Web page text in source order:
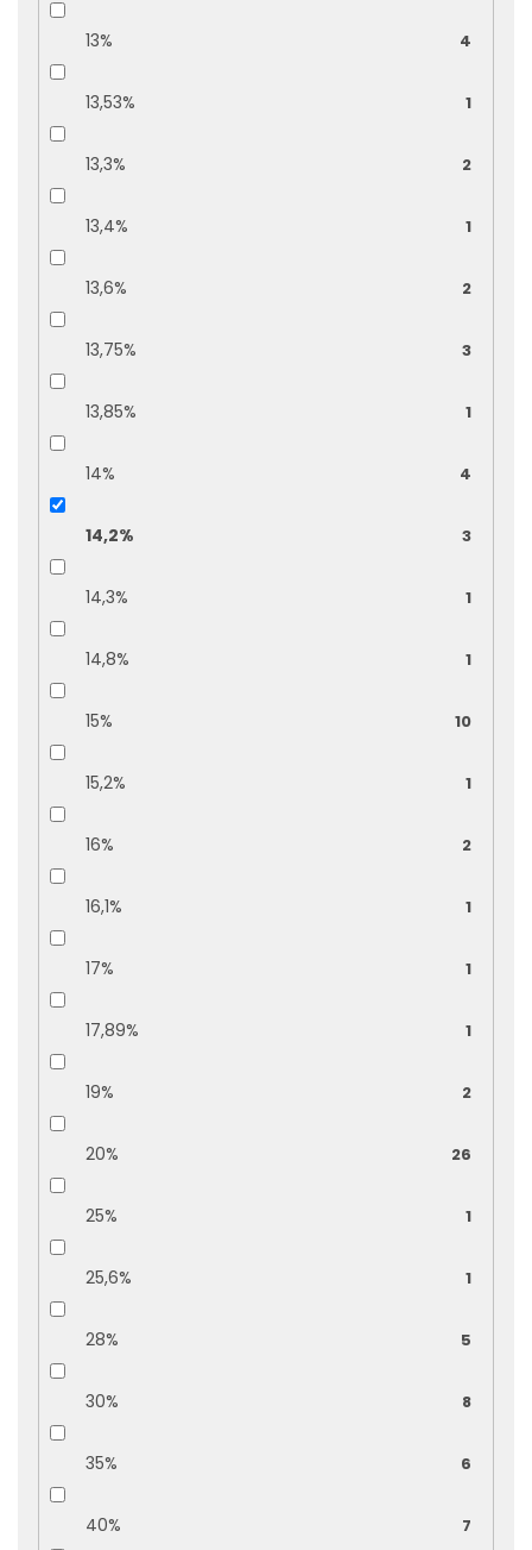
13% 4
13,53% 1
13,3% 2
13,4% 1
13,6% 2
13,75% 3
13,85% 1
14% 4
14,2% 3
14,3% 1
14,8% 1
15% 10
15,2% 1
16% 2
16,1% 1
17% 1
17,89% 1
19% 2
20% 26
25% 1
25,6% 1
28% 5
30% 8
35% 6
40% 7